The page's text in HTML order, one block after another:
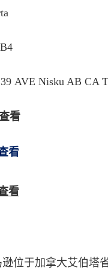
AVE Nisku AB CA
看
看
看
逊位于加拿大艾伯